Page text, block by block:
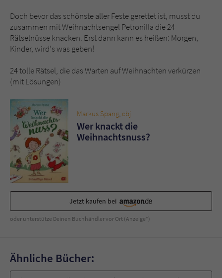
Doch bevor das schönste aller Feste gerettet ist, musst du
zusammen mit Weihnachtsengel Petronilla die 24
Rätselnüsse knacken. Erst dann kann es heißen: Morgen,
Kinder, wird's was geben!
24 tolle Rätsel, die das Warten auf Weihnachten verkürzen
(mit Lösungen)
Markus Spang cbj
Wer knackt die
Weihnachtsnuss?
Jetzt kaufen bei
oder unterstütze Deinen Buchhändler vor Ort (Anzeige*)
Ähnliche Bücher:
Zweck
Dieses Cookie gewährleistet die
Kommunikation der Webseite mit dem
Benutzer. Es wird benötigt um z. B. den
überprüfen.